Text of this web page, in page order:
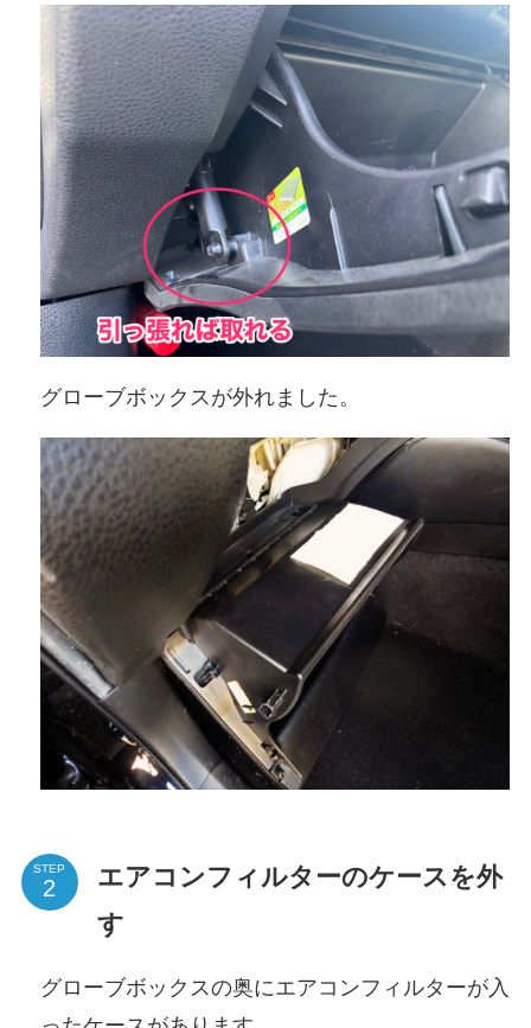
グローブボックスが外れました。
STEP
エアコンフィルターのケースを外
す
グローブボックスの奥にエアコンフィルターが入